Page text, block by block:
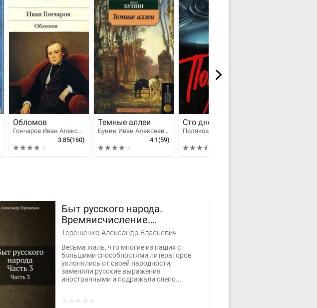
Обломов
Гончаров Иван Александрович
3.85(160)
Темные аллеи
Бунин Иван Алексеевич
4.1(59)
Быт русского народа.
Времяисчисление.
Крещение. Похороны.
Поминки. Дмитриевская
суббота. Часть 3
Терещенко Александр Власьевич
Весьма жаль, что многие из наших с
большими способностями литераторов
уклонялись от своей народности;
заменяли русские выражения
иностранными и подражали слепо...